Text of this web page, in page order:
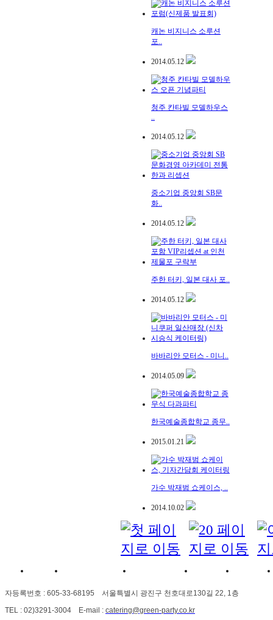
캐논 비지니스 소루션
포..
2014.05.12
청주 칸타빌 모델하우스
..
2014.05.12
중소기업 중앙회 SB문
화..
2014.05.12
주한 터키, 일본 대사 포..
2014.05.12
바바리안 모터스 - 미니..
2014.05.09
한국예술종합학교 종무..
2015.01.21
가수 박재범 쇼케이스, ..
2014.10.02
이용약관 개인정보취급방침 이메일수집거부 오시는길 고객센터
자등록번호 : 605-33-68195 서울특별시 광진구 천호대로130길 22, 1층
TEL : 02)3291-3004 E-mail : catering@green-party.co.kr